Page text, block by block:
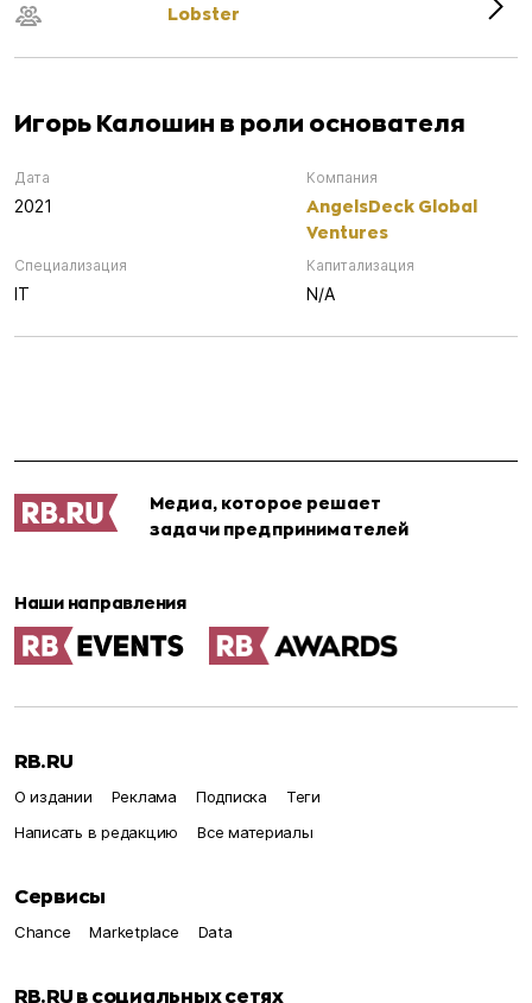
Lobster
Игорь Калошин в роли основателя
Дата
2021
Компания
AngelsDeck Global
Ventures
Специализация
IT
Капитализация
N/A
Медиа, которое решает
задачи предпринимателей
Наши направления
RB.RU
О издании Реклама Подписка
Теги
Написать в редакцию
Все материалы
Сервисы
Chance Marketplace Data
RB.RU в социальных сетях